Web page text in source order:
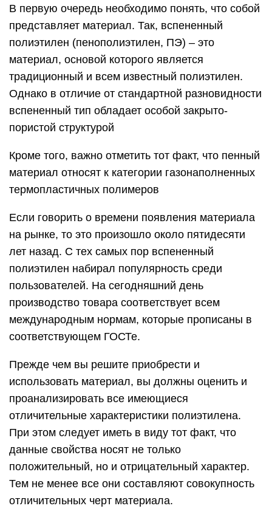
В первую очередь необходимо понять, что собой
представляет материал. Так, вспененный
полиэтилен (пенополиэтилен, ПЭ) – это
материал, основой которого является
традиционный и всем известный полиэтилен.
Однако в отличие от стандартной разновидности
вспененный тип обладает особой закрыто-
пористой структурой
Кроме того, важно отметить тот факт, что пенный
материал относят к категории газонаполненных
термопластичных полимеров
Если говорить о времени появления материала
на рынке, то это произошло около пятидесяти
лет назад. С тех самых пор вспененный
полиэтилен набирал популярность среди
пользователей. На сегодняшний день
производство товара соответствует всем
международным нормам, которые прописаны в
соответствующем ГОСТе.
Прежде чем вы решите приобрести и
использовать материал, вы должны оценить и
проанализировать все имеющиеся
отличительные характеристики полиэтилена.
При этом следует иметь в виду тот факт, что
данные свойства носят не только
положительный, но и отрицательный характер.
Тем не менее все они составляют совокупность
отличительных черт материала.